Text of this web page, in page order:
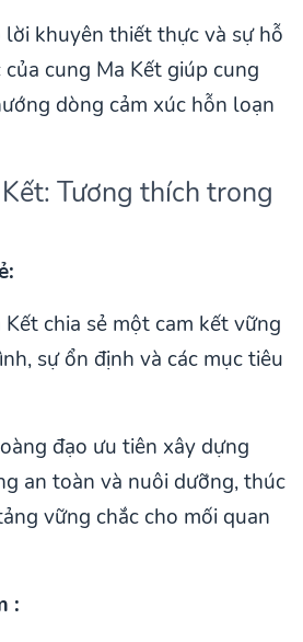
lời khuyên thiết thực và sự hỗ
cung Ma Kết giúp cung
dòng cảm xúc hỗn loạn
Tương thích trong
Kết chia sẻ một cam kết vững
sự ổn định và các mục tiêu
đạo ưu tiên xây dựng
an toàn và nuôi dưỡng, thúc
vững chắc cho mối quan
: